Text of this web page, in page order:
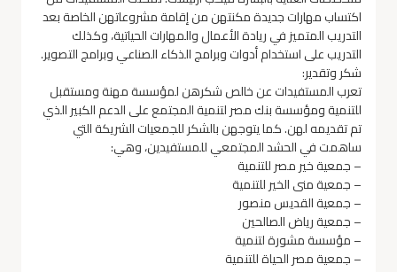
اكتساب مهارات جديدة مكنتهن من إقامة مشروعاتهن الخاصة بعد
التدريب المتميز في ريادة الأعمال والمهارات الحياتية، وكذلك
التدريب على استخدام أدوات وبرامج الذكاء الصناعي وبرامج التصوير.
شكر وتقدير:
تعرب المستفيدات عن خالص شكرهن لمؤسسة مهنة ومستقبل
للتنمية ومؤسسة بنك مصر لتنمية المجتمع على الدعم الكبير الذي
تم تقديمه لهن. كما يتوجهن بالشكر للجمعيات الشريكة التي
ساهمت في الحشد المجتمعي للمستفيدين، وهي:
– جمعية خير مصر للتنمية
– جمعية منى الخير للتنمية
– جمعية القديس منصور
– جمعية رياض الصالحين
– مؤسسة مشورة لتنمية
– جمعية مصر الحياة للتنمية